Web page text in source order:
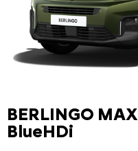
BERLINGO MAX
BlueHDi